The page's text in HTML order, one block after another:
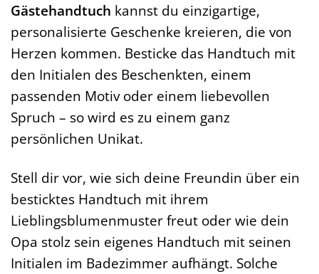
Gästehandtuch kannst du einzigartige,
personalisierte Geschenke kreieren, die von
Herzen kommen. Besticke das Handtuch mit
den Initialen des Beschenkten, einem
passenden Motiv oder einem liebevollen
Spruch – so wird es zu einem ganz
persönlichen Unikat.
Stell dir vor, wie sich deine Freundin über ein
besticktes Handtuch mit ihrem
Lieblingsblumenmuster freut oder wie dein
Opa stolz sein eigenes Handtuch mit seinen
Initialen im Badezimmer aufhängt. Solche